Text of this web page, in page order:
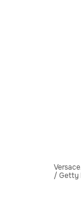
/ Getty